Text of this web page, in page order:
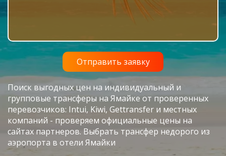
Поиск выгодных цен на индивидуальный и
групповые трансферы на Ямайке от проверенных
перевозчиков: Intui, Kiwi, Gettransfer и местных
компаний - проверяем официальные цены на
сайтах партнеров. Выбрать трансфер недорого из
аэропорта в отели Ямайки